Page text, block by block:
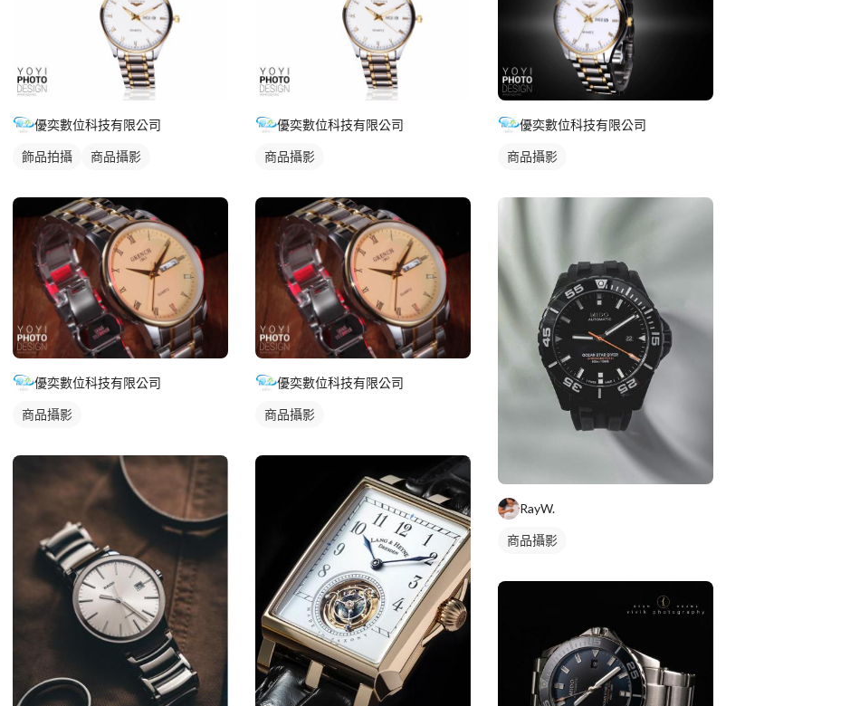
優奕數位科技有限公司
飾品拍攝 商品攝影
優奕數位科技有限公司
商品攝影
優奕數位科技有限公司
商品攝影
優奕數位科技有限公司
商品攝影
優奕數位科技有限公司
商品攝影
RayW.
商品攝影